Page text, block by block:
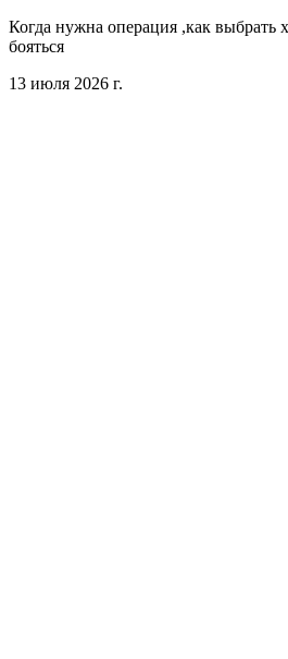
Когда нужна операция ,как выбрать
бояться
13 июля 2026 г.